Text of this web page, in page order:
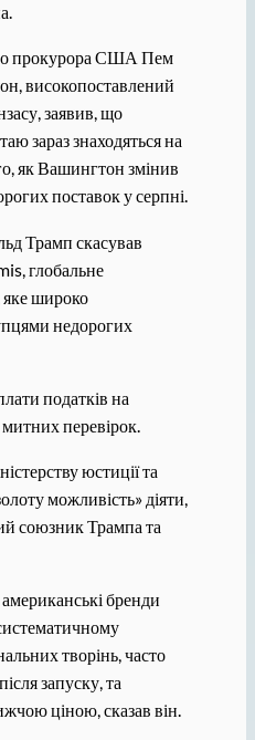
прокурора США Пем
високопоставлений
заявив, що
зараз знаходяться на
як Вашингтон змінив
поставок у серпні.
Трамп скасував
глобальне
яке широко
недорогих
податків на
перевірок.
юстиції та
можливість» діяти,
союзник Трампа та
бренди
творінь, часто
запуску, та
ціною, сказав він.